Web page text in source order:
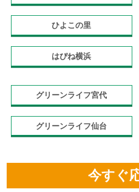
ひよこの里
はぴね横浜
グリーンライフ宮代
グリーンライフ仙台
今すぐ